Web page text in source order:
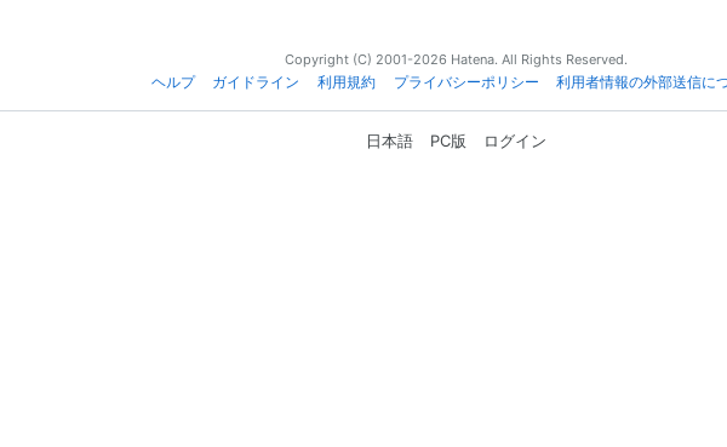
Copyright (C) 2001-2026 Hatena. All Rights Reserved.
ヘルプ
ガイドライン 利用規約 プライバシーポリシー 利用者情報の外部送信に
日本語 PC版 ログイン